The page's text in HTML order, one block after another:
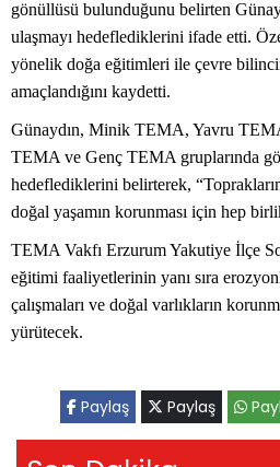
gönüllüsü bulunduğunu belirten
ulaşmayı hedeflediklerini ifade etti.
yönelik doğa eğitimleri ile çevre
amaçlandığını kaydetti.
Günaydın, Minik TEMA, Yavru
TEMA ve Genç TEMA gruplarında
hedeflediklerini belirterek,
doğal yaşamın korunması için hep
TEMA Vakfı Erzurum Yakutiye İlçe
eğitimi faaliyetlerinin yanı sıra
çalışmaları ve doğal varlıkların
yürütecek.
Paylaş Paylaş